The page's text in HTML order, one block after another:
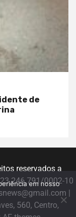
de
reservados a
0002-10
|
560, Centro,
em nosso